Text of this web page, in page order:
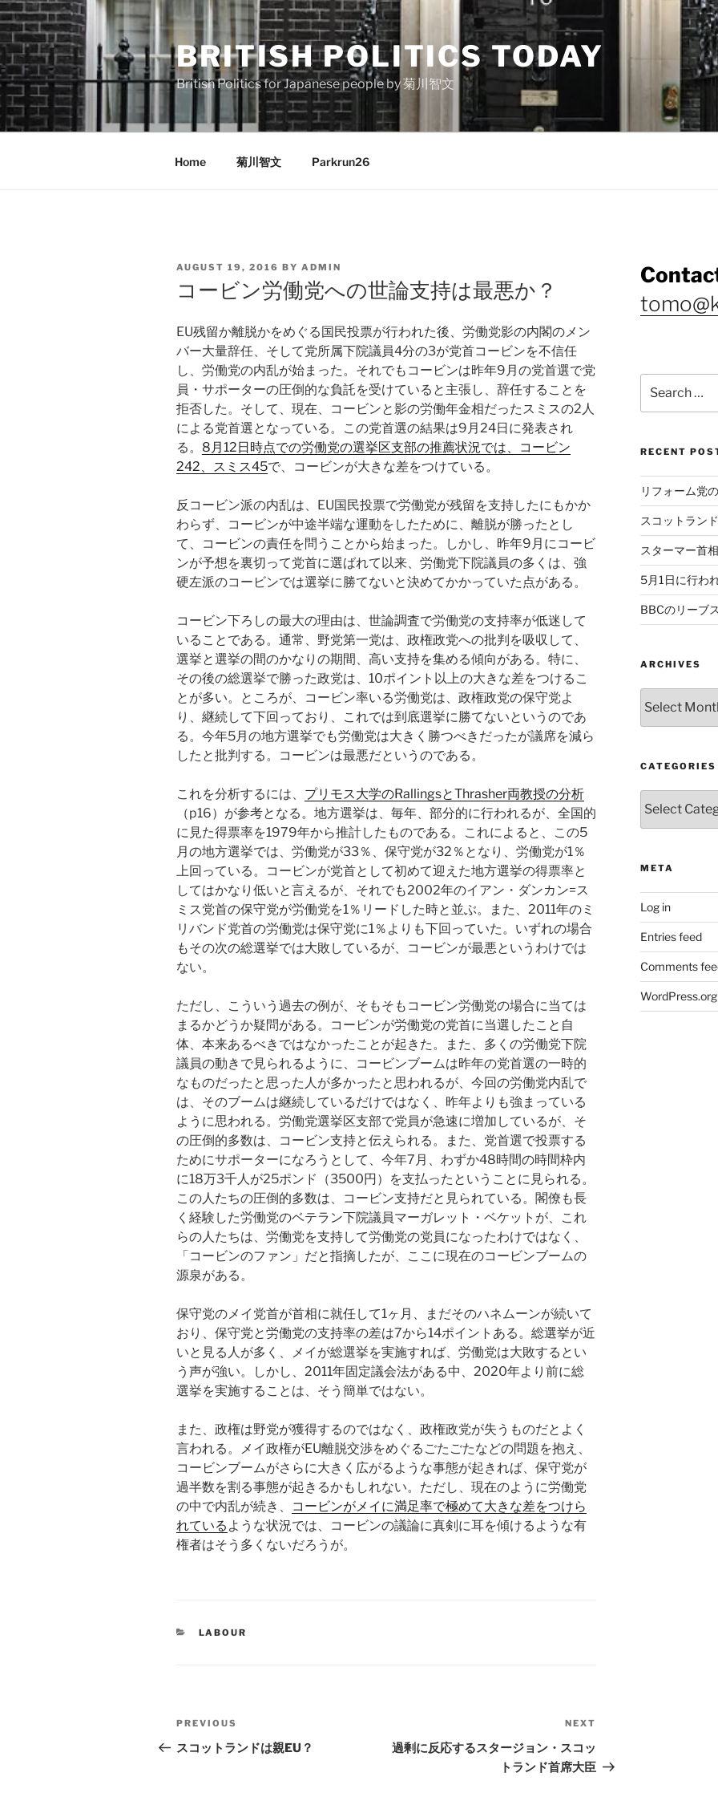
Skip
to
content
BRITISH POLITICS TODAY
British Politics for Japanese people by 菊川智文
Home 菊川智文 Parkrun26
POSTED
AUGUST 19, 2016 BY ADMIN
コービン労働党への世論支持は最悪か？
EU残留か離脱かをめぐる国民投票が行われた後、労働党影の内閣のメン
バー大量辞任、そして党所属下院議員4分の3が党首コービンを不信任
し、労働党の内乱が始まった。それでもコービンは昨年9月の党首選で党
員・サポーターの圧倒的な負託を受けていると主張し、辞任することを
拒否した。そして、現在、コービンと影の労働年金相だったスミスの2人
による党首選となっている。この党首選の結果は9月24日に発表され
る。 8月12日時点での労働党の選挙区支部の推薦状況では、コービン
242、スミス45で、コービンが大きな差をつけている。
反コービン派の内乱は、EU国民投票で労働党が残留を支持したにもかか
わらず、コービンが中途半端な運動をしたために、離脱が勝ったとし
て、コービンの責任を問うことから始まった。しかし、昨年9月にコービ
ンが予想を裏切って党首に選ばれて以来、労働党下院議員の多くは、強
硬左派のコービンでは選挙に勝てないと決めてかかっていた点がある。
コービン下ろしの最大の理由は、世論調査で労働党の支持率が低迷して
いることである。通常、野党第一党は、政権政党への批判を吸収して、
選挙と選挙の間のかなりの期間、高い支持を集める傾向がある。特に、
その後の総選挙で勝った政党は、10ポイント以上の大きな差をつけるこ
とが多い。ところが、コービン率いる労働党は、政権政党の保守党よ
り、継続して下回っており、これでは到底選挙に勝てないというのであ
る。今年5月の地方選挙でも労働党は大きく勝つべきだったが議席を減ら
したと批判する。コービンは最悪だというのである。
これを分析するには、 プリモス大学のRallingsとThrasher両教授の分析
（p16）が参考となる。地方選挙は、毎年、部分的に行われるが、全国的
に見た得票率を1979年から推計したものである。これによると、この5
月の地方選挙では、労働党が33％、保守党が32％となり、労働党が1％
上回っている。コービンが党首として初めて迎えた地方選挙の得票率と
してはかなり低いと言えるが、それでも2002年のイアン・ダンカン=ス
ミス党首の保守党が労働党を1％リードした時と並ぶ。また、2011年のミ
リバンド党首の労働党は保守党に1％よりも下回っていた。いずれの場合
もその次の総選挙では大敗しているが、コービンが最悪というわけでは
ない。
ただし、こういう過去の例が、そもそもコービン労働党の場合に当ては
まるかどうか疑問がある。コービンが労働党の党首に当選したこと自
体、本来あるべきではなかったことが起きた。また、多くの労働党下院
議員の動きで見られるように、コービンブームは昨年の党首選の一時的
なものだったと思った人が多かったと思われるが、今回の労働党内乱で
は、そのブームは継続しているだけではなく、昨年よりも強まっている
ように思われる。労働党選挙区支部で党員が急速に増加しているが、そ
の圧倒的多数は、コービン支持と伝えられる。また、党首選で投票する
ためにサポーターになろうとして、今年7月、わずか48時間の時間枠内
に18万3千人が25ポンド（3500円）を支払ったということに見られる。
この人たちの圧倒的多数は、コービン支持だと見られている。閣僚も長
く経験した労働党のベテラン下院議員マーガレット・ベケットが、これ
らの人たちは、労働党を支持して労働党の党員になったわけではなく、
「コービンのファン」だと指摘したが、ここに現在のコービンブームの
源泉がある。
保守党のメイ党首が首相に就任して1ヶ月、まだそのハネムーンが続いて
おり、保守党と労働党の支持率の差は7から14ポイントある。総選挙が近
いと見る人が多く、メイが総選挙を実施すれば、労働党は大敗するとい
う声が強い。しかし、2011年固定議会法がある中、2020年より前に総
選挙を実施することは、そう簡単ではない。
また、政権は野党が獲得するのではなく、政権政党が失うものだとよく
言われる。メイ政権がEU離脱交渉をめぐるごたごたなどの問題を抱え、
コービンブームがさらに大きく広がるような事態が起きれば、保守党が
過半数を割る事態が起きるかもしれない。ただし、現在のように労働党
の中で内乱が続き、
コービンがメイに満足率で極めて大きな差をつけら
れている ような状況では、コービンの議論に真剣に耳を傾けるような有
権者はそう多くないだろうが。
CATEGORIES
LABOUR
Post
navigation
Previous
Post
PREVIOUS
スコットランドは親EU？
NEXT
過剰に反応するスタージョン・スコッ
トランド首席大臣
for:
RECENT
リフォーム党
スコットラン
スターマー首
5月1日に行わ
BBCのリーブ
ARCHIVES
CATEGORIES
META
Log in
Entries feed
Comments
WordPress.org